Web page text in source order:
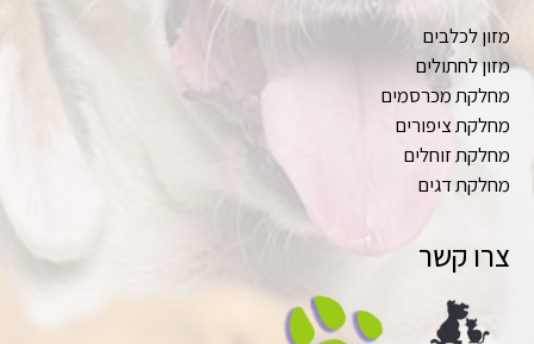
מזון לכלבים
מזון לחתולים
מחלקת מכרסמים
מחלקת ציפורים
מחלקת זוחלים
מחלקת דגים
צרו קשר